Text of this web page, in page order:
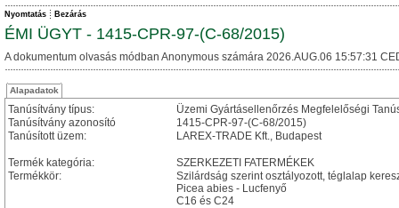
Nyomtatás Bezárás
ÉMI ÜGYT - 1415-CPR-97-(C-68/2015)
A dokumentum olvasás módban Anonymous számára 2026.AUG.06 15:57:31
Alapadatok
Tanúsítvány típus:
Üzemi Gyártásellenőrzés Megfelelőségi
Tanúsítvány azonosító
1415-CPR-97-(C-68/2015)
Tanúsított üzem:
LAREX-TRADE Kft., Budapest
Termék kategória:
SZERKEZETI FATERMÉKEK
Termékkör:
Szilárdság szerint osztályozott, téglalap
Picea abies - Lucfenyő
C16 és C24